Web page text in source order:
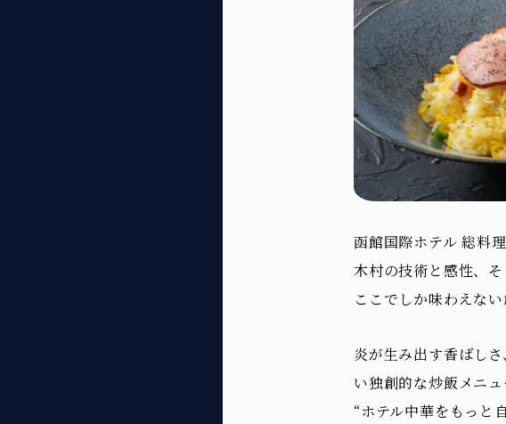
函館国際ホテル 総料
木村の技術と感性、
ここでしか味わえな
炎が生み出す香ばし
い独創的な炒飯メニュ
“ホテル中華をもっと